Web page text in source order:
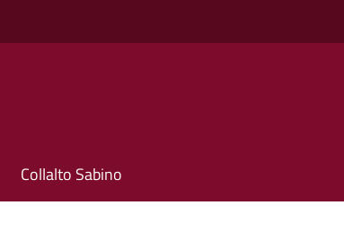
Collalto Sabino